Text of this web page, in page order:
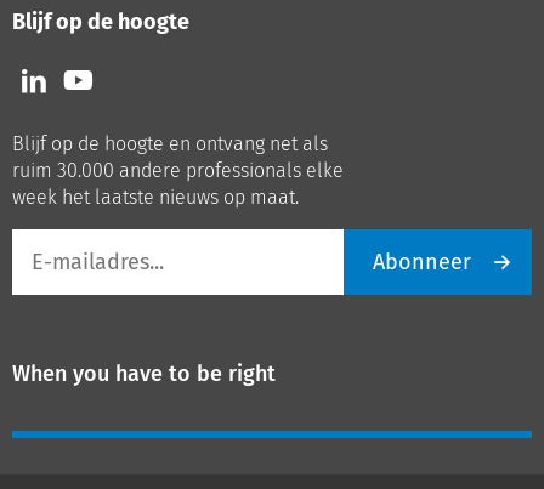
Blijf op de hoogte
Volg
ons
LinkedIn
Volg
ons
Youtube
Blijf op de hoogte en ontvang net als
ruim 30.000 andere professionals elke
week het laatste nieuws op maat.
mailadres
Abonneer
When you have to be right